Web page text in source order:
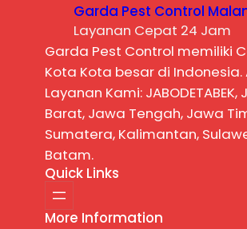
Garda Pest Control
Layanan Cepat 24 Jam
Garda Pest Control memiliki
Kota Kota besar di Indonesia.
Layanan Kami: JABODETABEK,
Barat, Jawa Tengah, Jawa
Sumatera, Kalimantan,
Batam.
Quick Links
More Information